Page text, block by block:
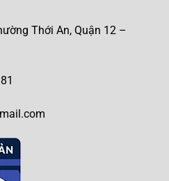
Thới An, Quận 12 –